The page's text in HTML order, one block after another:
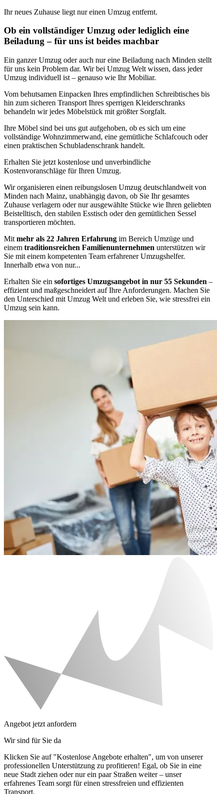
Ihr neues Zuhause liegt nur einen Umzug entfernt.
Ob ein vollständiger Umzug oder lediglich eine
Beiladung – für uns ist beides machbar
Ein ganzer Umzug oder auch nur eine Beiladung nach Minden stellt
für uns kein Problem dar. Wir bei Umzug Welt wissen, dass jeder
Umzug individuell ist – genauso wie Ihr Mobiliar.
Vom behutsamen Einpacken Ihres empfindlichen Schreibtisches bis
hin zum sicheren Transport Ihres sperrigen Kleiderschranks
behandeln wir jedes Möbelstück mit größter Sorgfalt.
Ihre Möbel sind bei uns gut aufgehoben, ob es sich um eine
vollständige Wohnzimmerwand, eine gemütliche Schlafcouch oder
einen praktischen Schubladenschrank handelt.
Erhalten Sie jetzt kostenlose und unverbindliche
Kostenvoranschläge für Ihren Umzug.
Wir organisieren einen reibungslosen Umzug deutschlandweit von
Minden nach Mainz, unabhängig davon, ob Sie Ihr gesamtes
Zuhause verlagern oder nur ausgewählte Stücke wie Ihren geliebten
Beistelltisch, den stabilen Esstisch oder den gemütlichen Sessel
transportieren möchten.
Mit mehr als 22 Jahren Erfahrung im Bereich Umzüge und
einem traditionsreichen Familienunternehmen unterstützen wir
Sie mit einem kompetenten Team erfahrener Umzugshelfer.
Innerhalb etwa von nur...
Erhalten Sie ein sofortiges Umzugsangebot in nur 55 Sekunden –
effizient und maßgeschneidert auf Ihre Anforderungen. Machen Sie
den Unterschied mit Umzug Welt und erleben Sie, wie stressfrei ein
Umzug sein kann.
Angebot jetzt anfordern
Wir sind für Sie da
Klicken Sie auf "Kostenlose Angebote erhalten", um von unserer
professionellen Unterstützung zu profitieren! Egal, ob Sie in eine
neue Stadt ziehen oder nur ein paar Straßen weiter – unser
erfahrenes Team sorgt für einen stressfreien und effizienten
Transport.